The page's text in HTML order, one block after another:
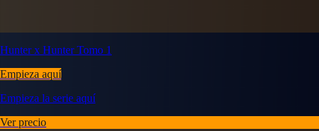
Hunter x Hunter Tomo 1
Empieza aquí
Empieza la serie aquí
Ver precio